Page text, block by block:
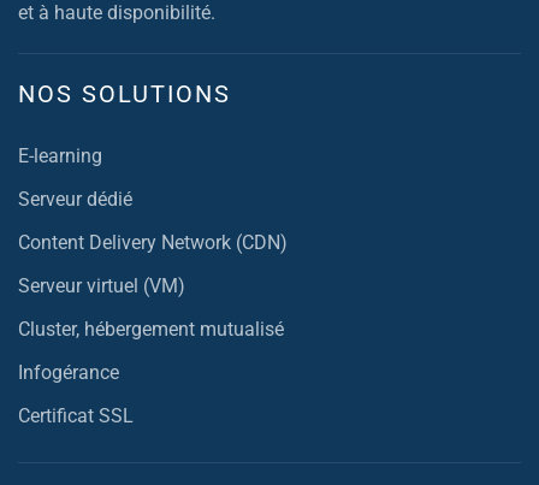
et à haute disponibilité.
NOS SOLUTIONS
E-learning
Serveur dédié
Content Delivery Network (CDN)
Serveur virtuel (VM)
Cluster, hébergement mutualisé
Infogérance
Certificat SSL